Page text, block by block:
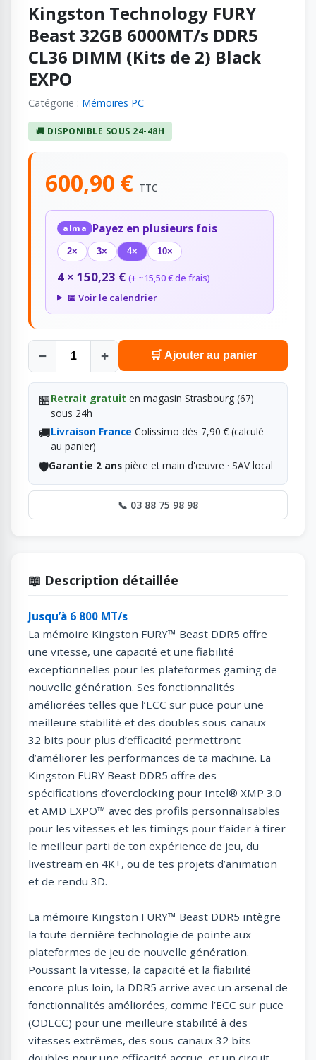
Kingston Technology FURY
Beast 32GB 6000MT/s DDR5
CL36 DIMM (Kits de 2) Black
EXPO
Catégorie : Mémoires PC
🚚 DISPONIBLE SOUS 24-48H
600,90 € TTC
alma Payez en plusieurs fois
2× 3× 4× 10×
4 × 150,23 € (+ ~15,50 € de frais)
📅 Voir le calendrier
− + 🛒 Ajouter au panier
🏪Retrait gratuit en magasin Strasbourg (67)
sous 24h
🚚Livraison France Colissimo dès 7,90 € (calculé
au panier)
🛡️Garantie 2 anspièce et main d'œuvre · SAV local
📞 03 88 75 98 98
📖 Description détaillée
Jusqu’à 6 800 MT/s
La mémoire Kingston FURY™ Beast DDR5 offre
une vitesse, une capacité et une fiabilité
exceptionnelles pour les plateformes gaming de
nouvelle génération. Ses fonctionnalités
améliorées telles que l’ECC sur puce pour une
meilleure stabilité et des doubles sous-canaux
32 bits pour plus d’efficacité permettront
d’améliorer les performances de ta machine. La
Kingston FURY Beast DDR5 offre des
spécifications d’overclocking pour Intel® XMP 3.0
et AMD EXPO™ avec des profils personnalisables
pour les vitesses et les timings pour t’aider à tirer
le meilleur parti de ton expérience de jeu, du
livestream en 4K+, ou de tes projets d’animation
et de rendu 3D.
La mémoire Kingston FURY™ Beast DDR5 intègre
la toute dernière technologie de pointe aux
plateformes de jeu de nouvelle génération.
Poussant la vitesse, la capacité et la fiabilité
encore plus loin, la DDR5 arrive avec un arsenal de
fonctionnalités améliorées, comme l’ECC sur puce
(ODECC) pour une meilleure stabilité à des
vitesses extrêmes, des sous-canaux 32 bits